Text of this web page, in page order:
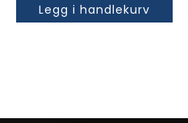
Legg i handlekurv